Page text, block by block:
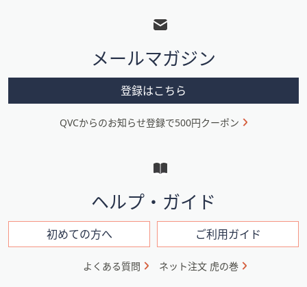
メ
ニ
ン
メールマガジン
登録はこちら
QVCからのお知らせ登録で500円クーポン
ヘルプ・ガイド
初めての方へ ご利用ガイド
よくある質問 ネット注文 虎の巻